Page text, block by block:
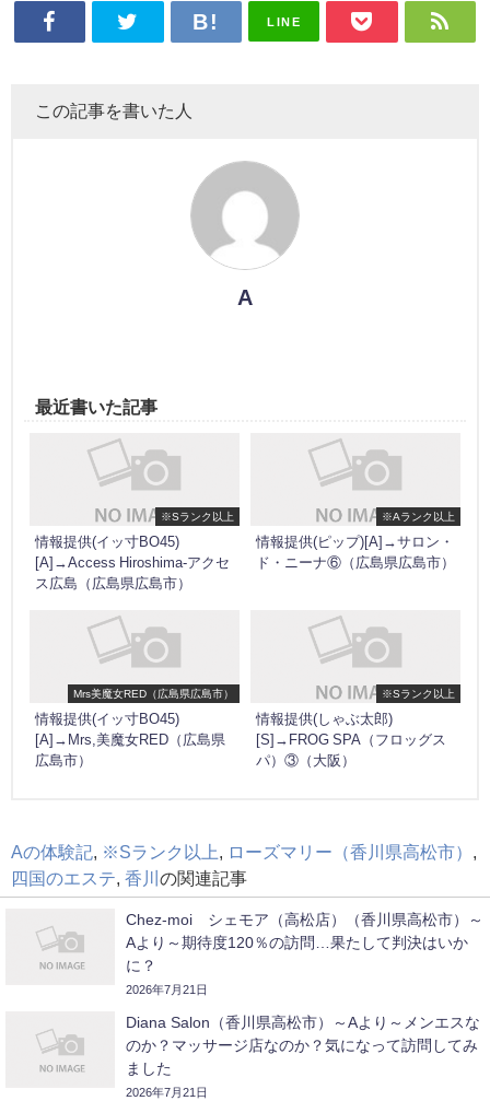
LINE
この記事を書いた人
A
最近書いた記事
※Sランク以上
情報提供(イッ寸BO45)
[A]→Access Hiroshima-アクセ
ス広島（広島県広島市）
※Aランク以上
情報提供(ピップ)[A]→サロン・
ド・ニーナ⑥（広島県広島市）
Mrs美魔女RED（広島県広島市）
情報提供(イッ寸BO45)
[A]→Mrs,美魔女RED（広島県
広島市）
※Sランク以上
情報提供(しゃぶ太郎)
[S]→FROG SPA（フロッグス
パ）③（大阪）
Aの体験記 ※Sランク以上 ローズマリー（香川県高松市）
四国のエステ 香川 の関連記事
Chez-moi シェモア（高松店）（香川県高松市）～
Aより～期待度120％の訪問…果たして判決はいか
に？
2026年7月21日
Diana Salon（香川県高松市）～Aより～メンエスな
のか？マッサージ店なのか？気になって訪問してみ
ました
2026年7月21日